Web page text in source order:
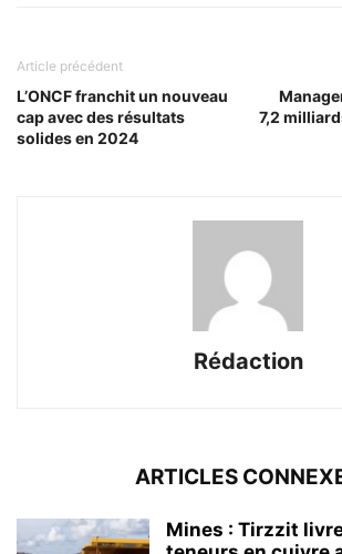
Article précédent
L’ONCF franchit un nouveau
cap avec des résultats
solides en 2024
7,2
Rédaction
ARTICLES
Mines : Tirzzit